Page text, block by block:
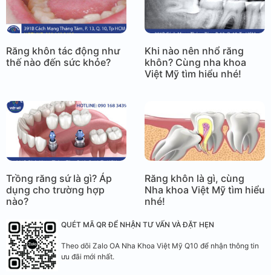
Răng khôn tác động như
thế nào đến sức khỏe?
Khi nào nên nhổ răng
khôn? Cùng nha khoa
Việt Mỹ tìm hiểu nhé!
Trồng răng sứ là gì? Áp
dụng cho trường hợp
nào?
Răng khôn là gì, cùng
Nha khoa Việt Mỹ tìm hiểu
nhé!
QUÉT MÃ QR ĐỂ NHẬN TƯ VẤN VÀ ĐẶT HẸN
Theo dõi Zalo OA Nha Khoa Việt Mỹ Q10 để nhận thông tin
ưu đãi mới nhất.